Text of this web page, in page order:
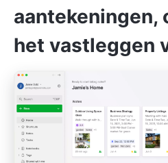
aantekeningen,
het vastleggen